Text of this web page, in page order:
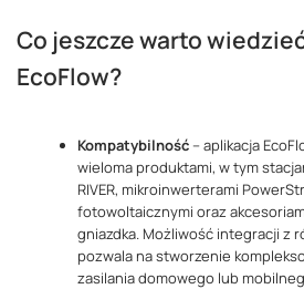
Co jeszcze warto
EcoFlow?
Kompatybilność – aplikacja
wieloma produktami, w tym
RIVER, mikroinwerterami
fotowoltaicznymi oraz
gniazdka. Możliwość integracji z
pozwala na stworzenie
zasilania domowego lub